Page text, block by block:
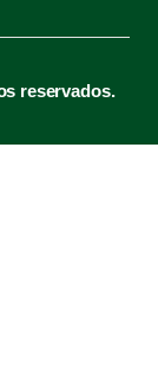
reservados.